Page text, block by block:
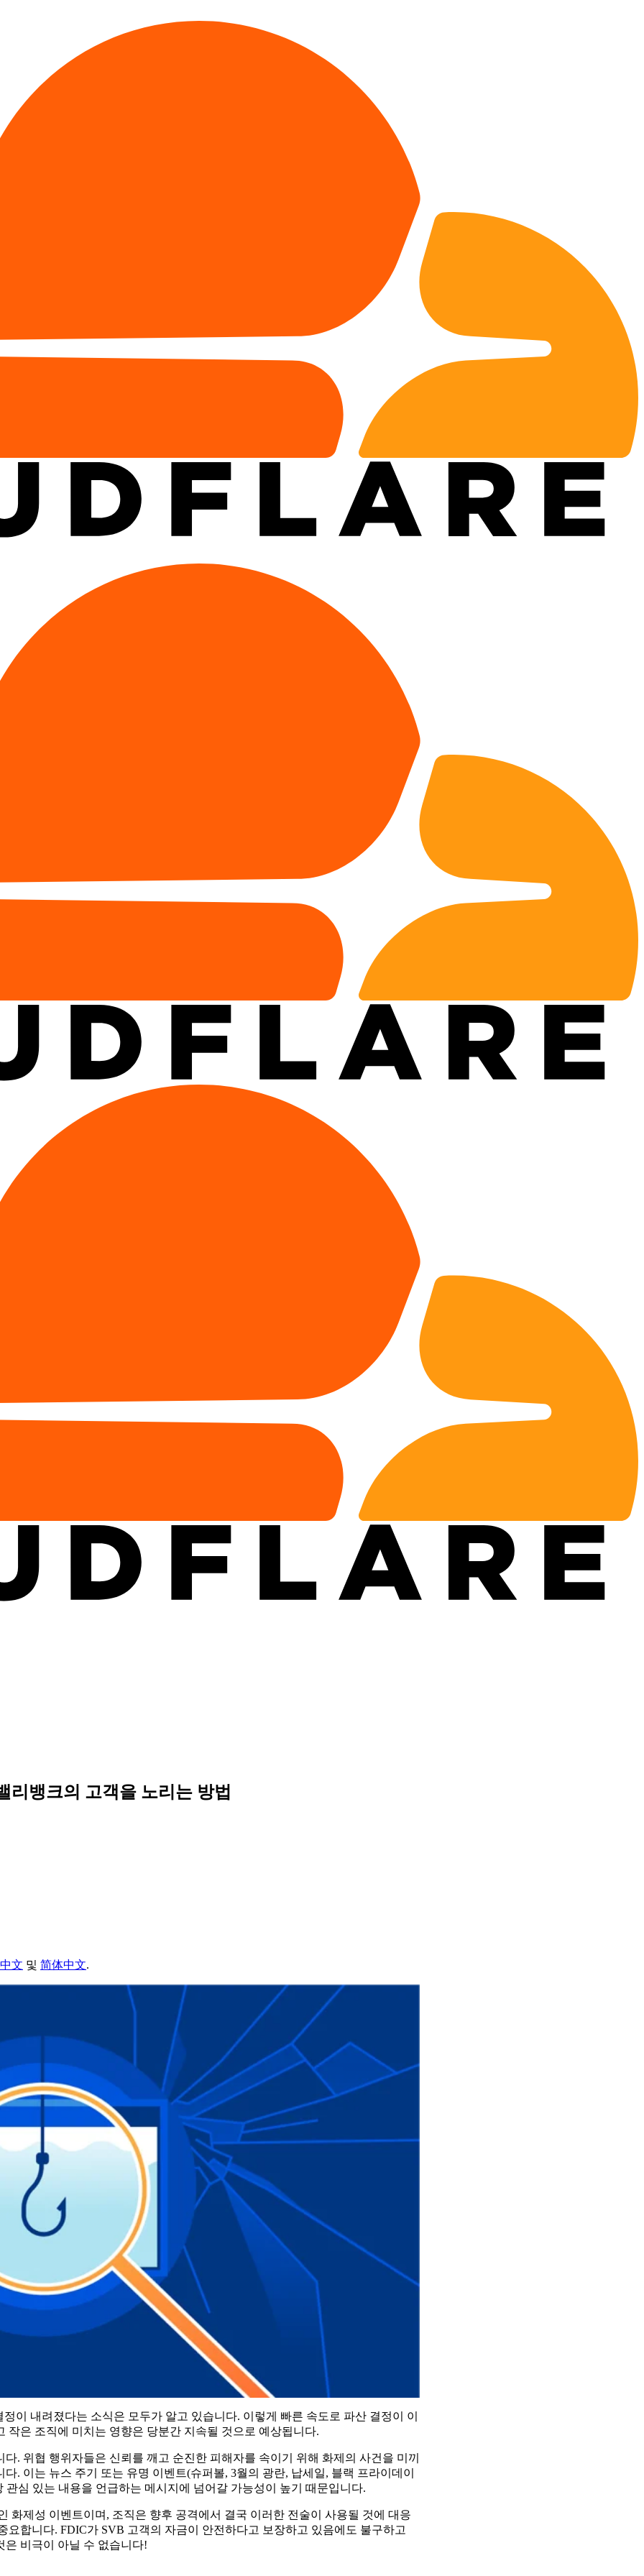
리뱅크의 고객을 노리는 방법
文 및 简体中文.
이 내려졌다는 소식은 모두가 알고 있습니다. 이렇게 빠른 속도로 파산 결정이 이
은 조직에 미치는 영향은 당분간 지속될 것으로 예상됩니다.
. 위협 행위자들은 신뢰를 깨고 순진한 피해자를 속이기 위해 화제의 사건을 미끼
. 이는 뉴스 주기 또는 유명 이벤트(슈퍼볼, 3월의 광란, 납세일, 블랙 프라이데이
심 있는 내용을 언급하는 메시지에 넘어갈 가능성이 높기 때문입니다.
화제성 이벤트이며, 조직은 향후 공격에서 결국 이러한 전술이 사용될 것에 대응
합니다. FDIC가 SVB 고객의 자금이 안전하다고 보장하고 있음에도 불구하고
은 비극이 아닐 수 없습니다!